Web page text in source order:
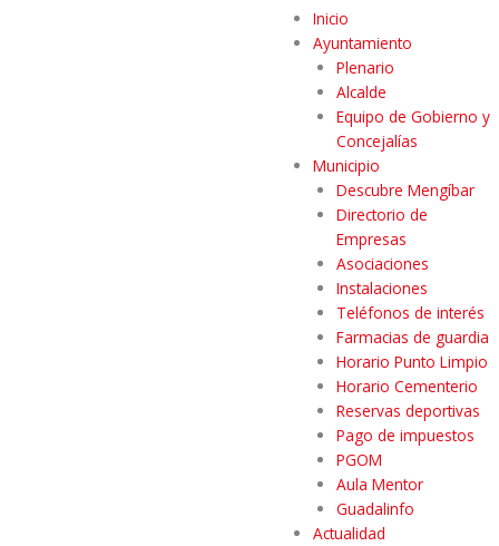
Inicio
Ayuntamiento
Plenario
Alcalde
Equipo de Gobierno y
Concejalías
Municipio
Descubre Mengíbar
Directorio de
Empresas
Asociaciones
Instalaciones
Teléfonos de interés
Farmacias de guardia
Horario Punto Limpio
Horario Cementerio
Reservas deportivas
Pago de impuestos
PGOM
Aula Mentor
Guadalinfo
Actualidad